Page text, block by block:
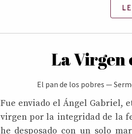
La Virgen
El pan de los pobres —
Fue enviado el Ángel Gabriel,
virgen por la integridad de la
he desposado con un solo